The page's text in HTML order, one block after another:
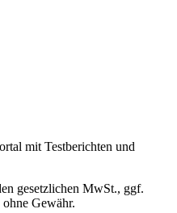
mit Testberichten und
gesetzlichen MwSt., ggf.
Gewähr.